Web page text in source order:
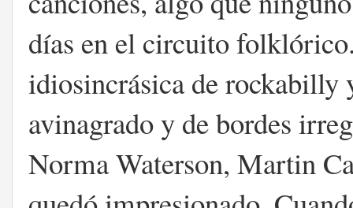
días en el circuito
idiosincrásica de
avinagrado y de bordes
Norma Waterson, Martin